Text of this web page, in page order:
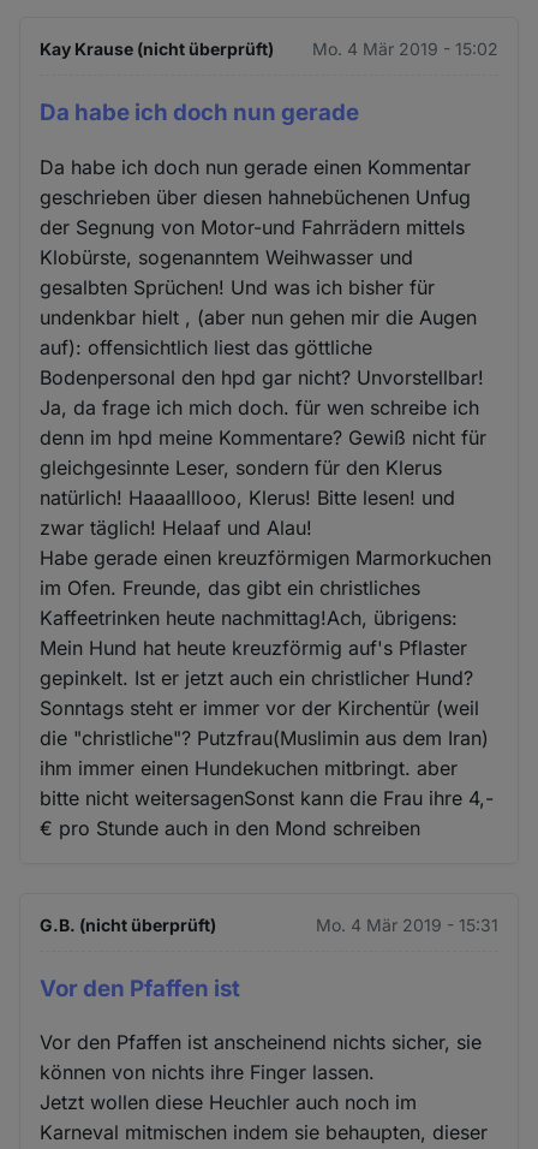
Kay Krause (nicht überprüft) Mo. 4 Mär 2019 - 15:02
Da habe ich doch nun gerade
Da habe ich doch nun gerade einen Kommentar
geschrieben über diesen hahnebüchenen Unfug
der Segnung von Motor-und Fahrrädern mittels
Klobürste, sogenanntem Weihwasser und
gesalbten Sprüchen! Und was ich bisher für
undenkbar hielt , (aber nun gehen mir die Augen
auf): offensichtlich liest das göttliche
Bodenpersonal den hpd gar nicht? Unvorstellbar!
Ja, da frage ich mich doch. für wen schreibe ich
denn im hpd meine Kommentare? Gewiß nicht für
gleichgesinnte Leser, sondern für den Klerus
natürlich! Haaaalllooo, Klerus! Bitte lesen! und
zwar täglich! Helaaf und Alau!
Habe gerade einen kreuzförmigen Marmorkuchen
im Ofen. Freunde, das gibt ein christliches
Kaffeetrinken heute nachmittag!Ach, übrigens:
Mein Hund hat heute kreuzförmig auf's Pflaster
gepinkelt. Ist er jetzt auch ein christlicher Hund?
Sonntags steht er immer vor der Kirchentür (weil
die "christliche"? Putzfrau(Muslimin aus dem Iran)
ihm immer einen Hundekuchen mitbringt. aber
bitte nicht weitersagenSonst kann die Frau ihre 4,-
€ pro Stunde auch in den Mond schreiben
G.B. (nicht überprüft) Mo. 4 Mär 2019 - 15:31
Vor den Pfaffen ist
Vor den Pfaffen ist anscheinend nichts sicher, sie
können von nichts ihre Finger lassen.
Jetzt wollen diese Heuchler auch noch im
Karneval mitmischen indem sie behaupten, dieser